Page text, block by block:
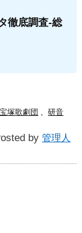
徹底調査-総
宝塚歌劇団 , 研音
by 管理人